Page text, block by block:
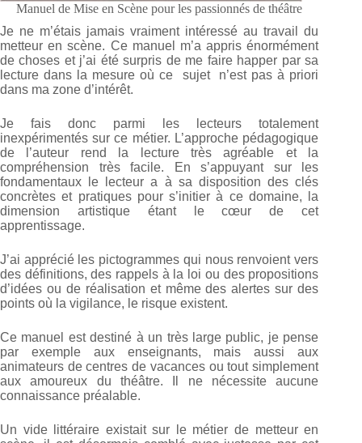
Manuel de Mise en Scène pour les passionnés de théâtre
Je ne m’étais jamais vraiment intéressé au travail du
metteur en scène. Ce manuel m’a appris énormément
de choses et j’ai été surpris de me faire happer par sa
lecture dans la mesure où ce sujet n’est pas à priori
dans ma zone d’intérêt.
Je fais donc parmi les lecteurs totalement
inexpérimentés sur ce métier. L’approche pédagogique
de l’auteur rend la lecture très agréable et la
compréhension très facile. En s’appuyant sur les
fondamentaux le lecteur a à sa disposition des clés
concrètes et pratiques pour s’initier à ce domaine, la
dimension artistique étant le cœur de cet
apprentissage.
J’ai apprécié les pictogrammes qui nous renvoient vers
des définitions, des rappels à la loi ou des propositions
d’idées ou de réalisation et même des alertes sur des
points où la vigilance, le risque existent.
Ce manuel est destiné à un très large public, je pense
par exemple aux enseignants, mais aussi aux
animateurs de centres de vacances ou tout simplement
aux amoureux du théâtre. Il ne nécessite aucune
connaissance préalable.
Un vide littéraire existait sur le métier de metteur en